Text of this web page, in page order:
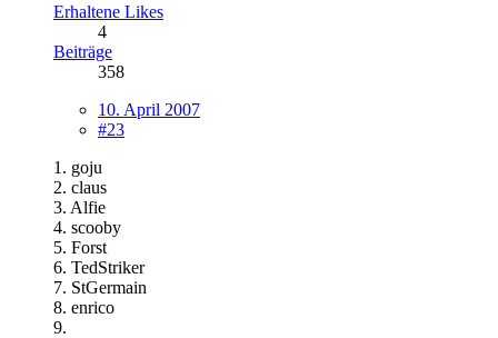
Erhaltene Likes
4
Beiträge
358
10. April 2007
#23
1. goju
2. claus
3. Alfie
4. scooby
5. Forst
6. TedStriker
7. StGermain
8. enrico
9.